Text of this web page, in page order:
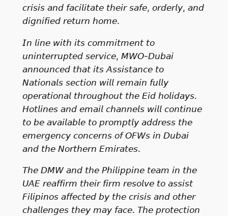
𝘤𝘳𝘪𝘴𝘪𝘴 𝘢𝘯𝘥 𝘧𝘢𝘤𝘪𝘭𝘪𝘵𝘢𝘵𝘦 𝘵𝘩𝘦𝘪𝘳 𝘴𝘢𝘧𝘦, 𝘰𝘳𝘥𝘦𝘳𝘭𝘺, 𝘢𝘯𝘥
𝘥𝘪𝘨𝘯𝘪𝘧𝘪𝘦𝘥 𝘳𝘦𝘵𝘶𝘳𝘯 𝘩𝘰𝘮𝘦.
𝘐𝘯 𝘭𝘪𝘯𝘦 𝘸𝘪𝘵𝘩 𝘪𝘵𝘴 𝘤𝘰𝘮𝘮𝘪𝘵𝘮𝘦𝘯𝘵 𝘵𝘰
𝘶𝘯𝘪𝘯𝘵𝘦𝘳𝘳𝘶𝘱𝘵𝘦𝘥 𝘴𝘦𝘳𝘷𝘪𝘤𝘦, 𝘔𝘞𝘖-𝘋𝘶𝘣𝘢𝘪
𝘢𝘯𝘯𝘰𝘶𝘯𝘤𝘦𝘥 𝘵𝘩𝘢𝘵 𝘪𝘵𝘴 𝘈𝘴𝘴𝘪𝘴𝘵𝘢𝘯𝘤𝘦 𝘵𝘰
𝘕𝘢𝘵𝘪𝘰𝘯𝘢𝘭𝘴 𝘴𝘦𝘤𝘵𝘪𝘰𝘯 𝘸𝘪𝘭𝘭 𝘳𝘦𝘮𝘢𝘪𝘯 𝘧𝘶𝘭𝘭𝘺
𝘰𝘱𝘦𝘳𝘢𝘵𝘪𝘰𝘯𝘢𝘭 𝘵𝘩𝘳𝘰𝘶𝘨𝘩𝘰𝘶𝘵 𝘵𝘩𝘦 𝘌𝘪𝘥 𝘩𝘰𝘭𝘪𝘥𝘢𝘺𝘴.
𝘏𝘰𝘵𝘭𝘪𝘯𝘦𝘴 𝘢𝘯𝘥 𝘦𝘮𝘢𝘪𝘭 𝘤𝘩𝘢𝘯𝘯𝘦𝘭𝘴 𝘸𝘪𝘭𝘭 𝘤𝘰𝘯𝘵𝘪𝘯𝘶𝘦
𝘵𝘰 𝘣𝘦 𝘢𝘷𝘢𝘪𝘭𝘢𝘣𝘭𝘦 𝘵𝘰 𝘱𝘳𝘰𝘮𝘱𝘵𝘭𝘺 𝘢𝘥𝘥𝘳𝘦𝘴𝘴 𝘵𝘩𝘦
𝘦𝘮𝘦𝘳𝘨𝘦𝘯𝘤𝘺 𝘤𝘰𝘯𝘤𝘦𝘳𝘯𝘴 𝘰𝘧 𝘖𝘍𝘞𝘴 𝘪𝘯 𝘋𝘶𝘣𝘢𝘪
𝘢𝘯𝘥 𝘵𝘩𝘦 𝘕𝘰𝘳𝘵𝘩𝘦𝘳𝘯 𝘌𝘮𝘪𝘳𝘢𝘵𝘦𝘴.
𝘛𝘩𝘦 𝘋𝘔𝘞 𝘢𝘯𝘥 𝘵𝘩𝘦 𝘗𝘩𝘪𝘭𝘪𝘱𝘱𝘪𝘯𝘦 𝘵𝘦𝘢𝘮 𝘪𝘯 𝘵𝘩𝘦
𝘜𝘈𝘌 𝘳𝘦𝘢𝘧𝘧𝘪𝘳𝘮 𝘵𝘩𝘦𝘪𝘳 𝘧𝘪𝘳𝘮 𝘳𝘦𝘴𝘰𝘭𝘷𝘦 𝘵𝘰 𝘢𝘴𝘴𝘪𝘴𝘵
𝘍𝘪𝘭𝘪𝘱𝘪𝘯𝘰𝘴 𝘢𝘧𝘧𝘦𝘤𝘵𝘦𝘥 𝘣𝘺 𝘵𝘩𝘦 𝘤𝘳𝘪𝘴𝘪𝘴 𝘢𝘯𝘥 𝘰𝘵𝘩𝘦𝘳
𝘤𝘩𝘢𝘭𝘭𝘦𝘯𝘨𝘦𝘴 𝘵𝘩𝘦𝘺 𝘮𝘢𝘺 𝘧𝘢𝘤𝘦. 𝘛𝘩𝘦 𝘱𝘳𝘰𝘵𝘦𝘤𝘵𝘪𝘰𝘯